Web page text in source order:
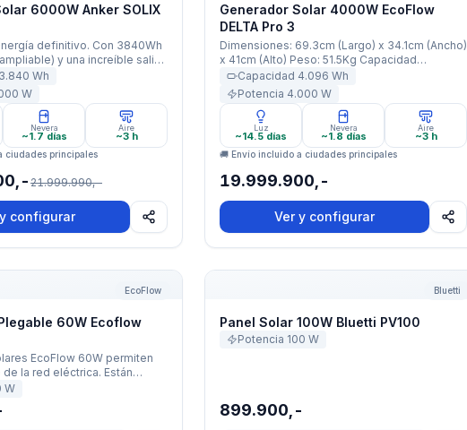
6000W Anker SOLIX
definitivo. Con 3840Wh
y una increíble salida
integrarse con el panel
para un respaldo
3.840 Wh
W
Nevera
~1.7 días
Aire
~3 h
ciudades principales
21.999.990,-
configurar
Generador Solar 4000W EcoFlow
DELTA Pro 3
Dimensiones: 69.3cm (Largo) x 34.1cm (Ancho)
x 41cm (Alto) Peso: 51.5Kg Capacidad
Equipo: 4096Wh Potencia: Nominal: 4000W
Nominal 6000W X-Boost Garantía: 5 años
Línea: Delta Pro 3
Capacidad 4.096 Wh
Potencia 4.000 W
Luz
~14.5 días
Nevera
~1.8 días
Aire
~3 h
🚚 Envío incluido a ciudades principales
19.999.900,-
Ver y configurar
60W Ecoflow Tipo C
EcoFlow
60W Ecoflow
EcoFlow 60W permiten
la red eléctrica. Están
de silicio
y plegables, lo que
W
Panel Solar 100W Bluetti PV100
Bluetti
Panel Solar 100W Bluetti PV100
Potencia 100 W
899.900,-